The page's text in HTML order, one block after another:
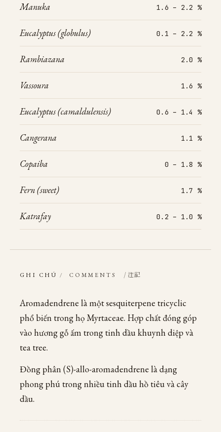
Manuka 1.6 – 2.2 %
Eucalyptus (globulus) 0.1 – 2.2 %
Rambiazana 2.0 %
Vassoura 1.6 %
Eucalyptus (camaldulensis) 0.6 – 1.4 %
Cangerana 1.1 %
Copaiba 0 – 1.8 %
Fern (sweet) 1.7 %
Katrafay 0.2 – 1.0 %
GHI CHÚ/ COMMENTS / 注記
Aromadendrene là một sesquiterpene tricyclic
phổ biến trong họ Myrtaceae. Hợp chất đóng góp
vào hương gỗ ấm trong tinh dầu khuynh diệp và
tea tree.
Đồng phân (S)-allo-aromadendrene là dạng
phong phú trong nhiều tinh dầu hồ tiêu và cây
dầu.